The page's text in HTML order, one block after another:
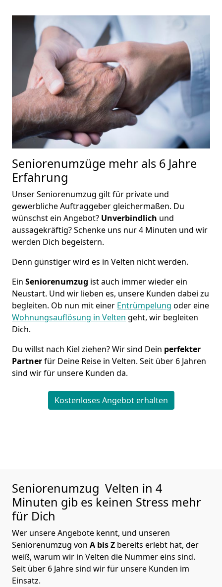
Seniorenumzüge mehr als 6 Jahre
Erfahrung
Unser Seniorenumzug gilt für private und
gewerbliche Auftraggeber gleichermaßen. Du
wünschst ein Angebot? Unverbindlich und
aussagekräftig? Schenke uns nur 4 Minuten und wir
werden Dich begeistern.
Denn günstiger wird es in Velten nicht werden.
Ein Seniorenumzug ist auch immer wieder ein
Neustart. Und wir lieben es, unsere Kunden dabei zu
begleiten. Ob nun mit einer Entrümpelung oder eine
Wohnungsauflösung in Velten geht, wir begleiten
Dich.
Du willst nach Kiel ziehen? Wir sind Dein perfekter
Partnerfür Deine Reise in Velten. Seit über 6 Jahren
sind wir für unsere Kunden da.
Kostenloses Angebot erhalten
Seniorenumzug Velten in 4
Minuten gib es keinen Stress mehr
für Dich
Wer unsere Angebote kennt, und unseren
Seniorenumzug von A bis Z bereits erlebt hat, der
weiß, warum wir in Velten die Nummer eins sind.
Seit über 6 Jahre sind wir für unsere Kunden im
Einsatz.